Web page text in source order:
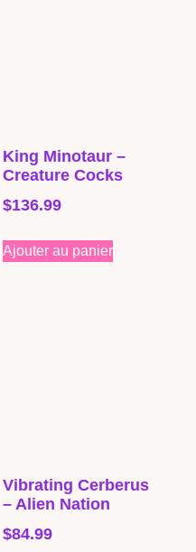
King Minotaur –
Creature Cocks
$136.99
Ajouter au panier
Vibrating Cerberus
– Alien Nation
$84.99